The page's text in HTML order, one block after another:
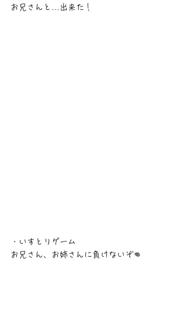
お兄さんと…出来た！
・いすとりゲーム
お兄さん、お姉さんに負けないぞ👊